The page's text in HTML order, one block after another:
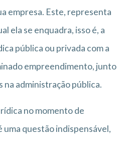
empresa. Este, representa
ela se enquadra, isso é, a
pública ou privada com a
empreendimento, junto
na administração pública.
no momento de
uma questão indispensável,